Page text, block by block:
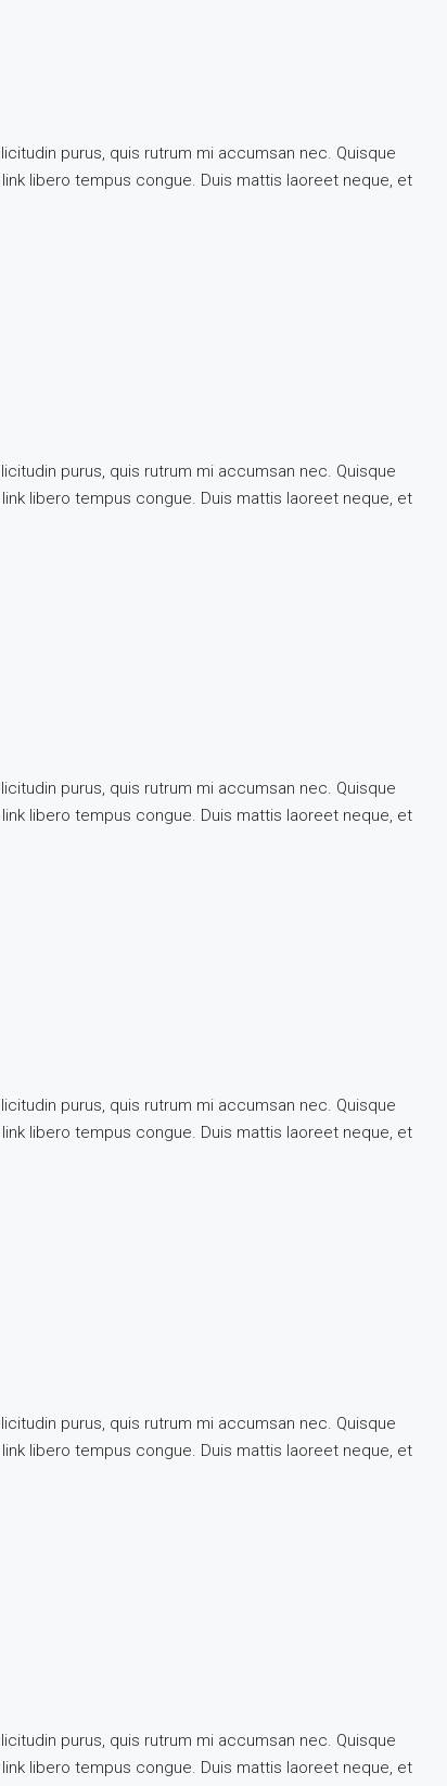
purus, quis rutrum mi accumsan nec. Quisque
libero tempus congue. Duis mattis laoreet neque, et
purus, quis rutrum mi accumsan nec. Quisque
libero tempus congue. Duis mattis laoreet neque, et
purus, quis rutrum mi accumsan nec. Quisque
libero tempus congue. Duis mattis laoreet neque, et
purus, quis rutrum mi accumsan nec. Quisque
libero tempus congue. Duis mattis laoreet neque, et
purus, quis rutrum mi accumsan nec. Quisque
libero tempus congue. Duis mattis laoreet neque, et
purus, quis rutrum mi accumsan nec. Quisque
libero tempus congue. Duis mattis laoreet neque, et